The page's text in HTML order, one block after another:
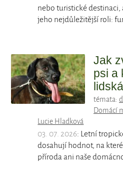
nebo turistické
jeho nejdůležitější roli:
Jak
psi a
témata:
Domácí
Lucie Hladková
03. 07. 2026: Letní
dosahují hodnot, na
příroda ani naše